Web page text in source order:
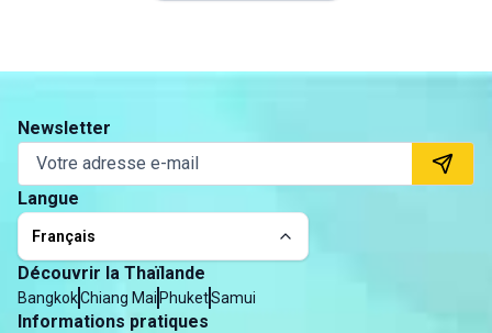
Newsletter
Langue
Français
Découvrir la Thaïlande
BangkokChiang Mai PhuketSamui
Informations pratiques